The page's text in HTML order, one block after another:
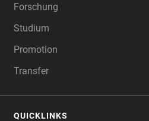
Forschung
Studium
Promotion
Transfer
QUICKLINKS